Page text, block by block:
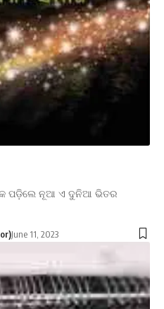
ପଡ଼ିଲେ ନୂଆ ଏ ଦୁନିଆ ଭିତର
June 11, 2023